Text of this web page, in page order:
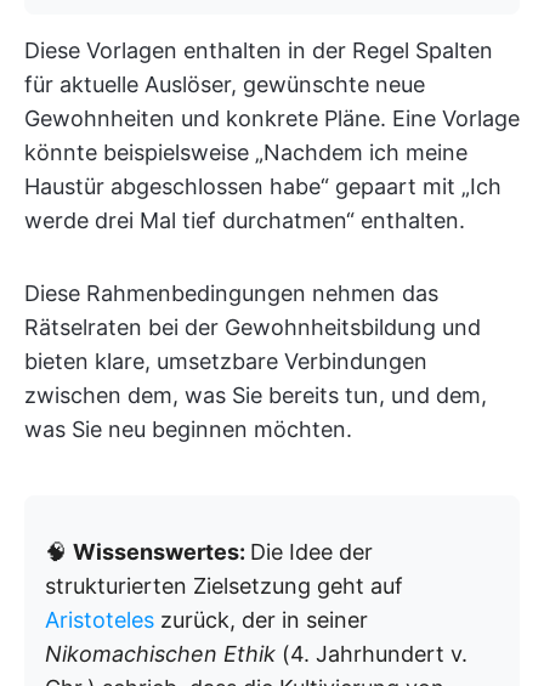
Diese Vorlagen enthalten in der Regel Spalten
für aktuelle Auslöser, gewünschte neue
Gewohnheiten und konkrete Pläne. Eine Vorlage
könnte beispielsweise „Nachdem ich meine
Haustür abgeschlossen habe“ gepaart mit „Ich
werde drei Mal tief durchatmen“ enthalten.
Diese Rahmenbedingungen nehmen das
Rätselraten bei der Gewohnheitsbildung und
bieten klare, umsetzbare Verbindungen
zwischen dem, was Sie bereits tun, und dem,
was Sie neu beginnen möchten.
🧠 Wissenswertes: Die Idee der
strukturierten Zielsetzung geht auf
Aristoteles zurück, der in seiner
Nikomachischen Ethik (4. Jahrhundert v.